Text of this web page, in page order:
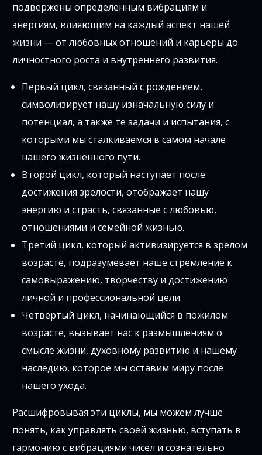
подвержены определенным вибрациям и
энергиям, влияющим на каждый аспект нашей
жизни — от любовных отношений и карьеры до
личностного роста и внутреннего развития.
Первый цикл, связанный с рождением,
символизирует нашу изначальную силу и
потенциал, а также те задачи и испытания, с
которыми мы сталкиваемся в самом начале
нашего жизненного пути.
Второй цикл, который наступает после
достижения зрелости, отображает нашу
энергию и страсть, связанные с любовью,
отношениями и семейной жизнью.
Третий цикл, который активизируется в зрелом
возрасте, подразумевает наше стремление к
самовыражению, творчеству и достижению
личной и профессиональной цели.
Четвёртый цикл, начинающийся в пожилом
возрасте, вызывает нас к размышлениям о
смысле жизни, духовному развитию и нашему
наследию, которое мы оставим миру после
нашего ухода.
Расшифровывая эти циклы, мы можем лучше
понять, как управлять своей жизнью, вступать в
гармонию с вибрациями чисел и сознательно